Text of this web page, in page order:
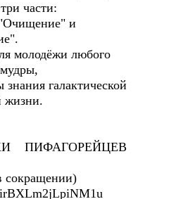
части:
и
молодёжи любого
знания галактической
жизни.
ПИФАГОРЕЙЦЕВ
сокращении)